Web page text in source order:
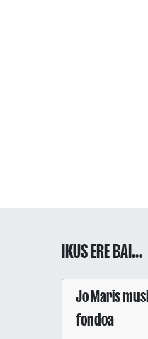
IKUS ERE BAI...
Jo Maris
fondoa